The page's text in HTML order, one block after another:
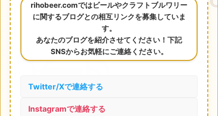
rihobeer.comではビールやクラフトブルワリー
に関するブログとの相互リンクを募集していま
す。
あなたのブログを紹介させてください！下記
SNSからお気軽にご連絡ください。
Twitter/Xで連絡する
Instagramで連絡する